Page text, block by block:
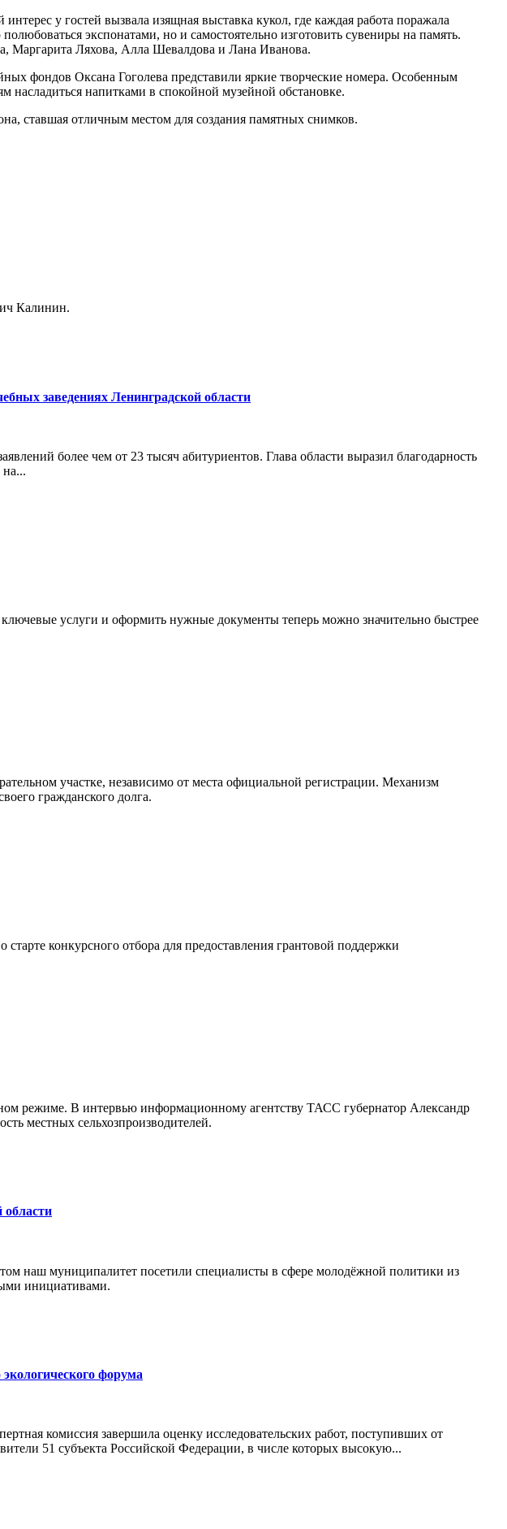
у гостей вызвала изящная выставка кукол, где каждая работа поражала
экспонатами, но и самостоятельно изготовить сувениры на память.
Маргарита Ляхова, Алла Шевалдова и Лана Иванова.
фондов Оксана Гоголева представили яркие творческие номера. Особенным
насладиться напитками в спокойной музейной обстановке.
ставшая отличным местом для создания памятных снимков.
Калинин.
заведениях Ленинградской области
более чем от 23 тысяч абитуриентов. Глава области выразил благодарность
услуги и оформить нужные документы теперь можно значительно быстрее
участке, независимо от места официальной регистрации. Механизм
гражданского долга.
конкурсного отбора для предоставления грантовой поддержки
режиме. В интервью информационному агентству ТАСС губернатор Александр
местных сельхозпроизводителей.
наш муниципалитет посетили специалисты в сфере молодёжной политики из
инициативами.
форума
комиссия завершила оценку исследовательских работ, поступивших от
51 субъекта Российской Федерации, в числе которых высокую...